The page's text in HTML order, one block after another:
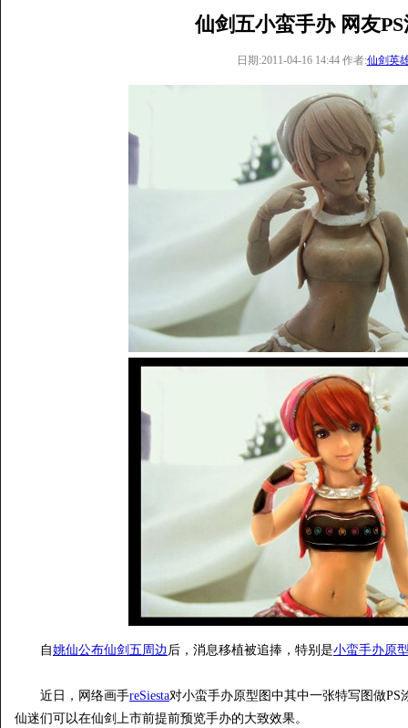
仙剑五小蛮手办 网友
日期:2011-04-16 14:44 作者:仙剑英
自姚仙公布仙剑五周边 后，消息移植被追捧，特别是小蛮手办原
近日， 网络画手reSiesta对小蛮手办原型图中其中一张特写图做
仙迷们可以在仙剑上市前提前预览手办的大致效果。